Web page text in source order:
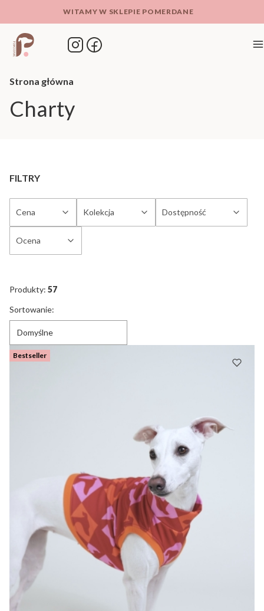
WITAMY W SKLEPIE POMERDANE
Strona główna
Charty
FILTRY
Cena Kolekcja Dostępność
Ocena
Produkty: 57
Lista produktów
Sortowanie:
Domyślne
Bestseller